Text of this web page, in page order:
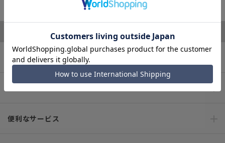
※税表記がないものはすべて税込み価格となります
キャンペーン情報
便利なサービス